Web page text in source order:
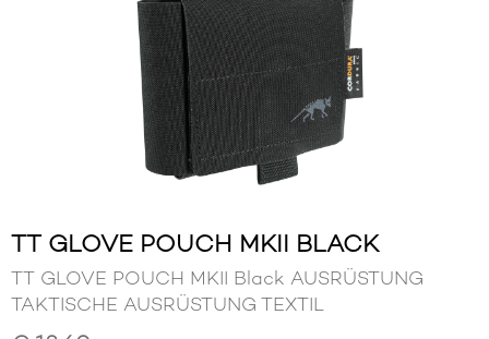
TT GLOVE POUCH MKII BLACK
TT GLOVE POUCH MKII Black AUSRÜSTUNG
TAKTISCHE AUSRÜSTUNG TEXTIL